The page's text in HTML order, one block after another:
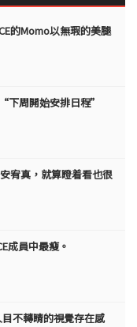
的Momo以無瑕的美腿
下周開始安排日程”
宥真，就算瞪着看也很
成員中最瘦。
目不轉睛的視覺存在感